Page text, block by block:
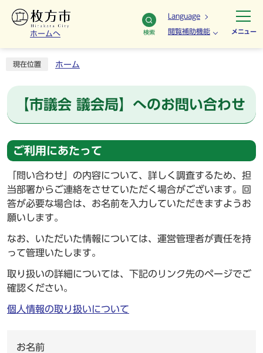
ホームへ 検索
Language
閲覧補助機能 メニュー
現在位置 ホーム
【市議会 議会局】へのお問い合わせ
ご利用にあたって
「問い合わせ」の内容について、詳しく調査するため、担
当部署からご連絡をさせていただく場合がございます。回
答が必要な場合は、お名前を入力していただきますようお
願いします。
なお、いただいた情報については、運営管理者が責任を持
って管理いたします。
取り扱いの詳細については、下記のリンク先のページでご
確認ください。
個人情報の取り扱いについて
お名前